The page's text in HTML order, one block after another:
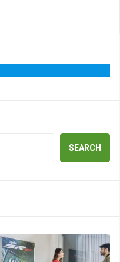
SEARCH